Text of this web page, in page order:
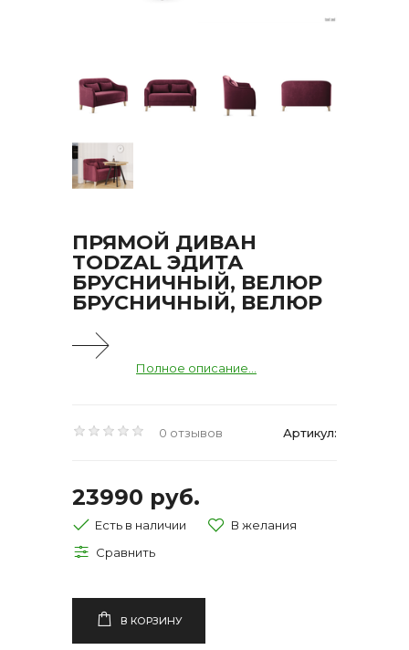
ПРЯМОЙ ДИВАН
TODZAL ЭДИТА
БРУСНИЧНЫЙ, ВЕЛЮР
БРУСНИЧНЫЙ, ВЕЛЮР
Полное описание...
0 отзывов Артикул:
23990 руб.
Есть в наличии
В КОРЗИНУ